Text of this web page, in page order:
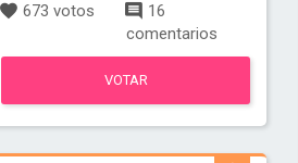
673 votos
16
comentarios
VOTAR